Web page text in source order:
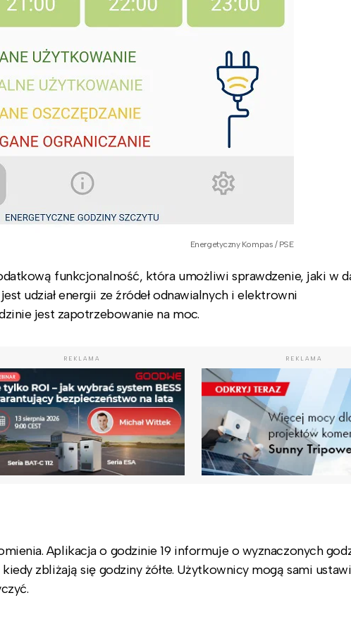
Energetyczny Kompas / PSE
funkcjonalność, która umożliwi sprawdzenie, jaki w
udział energii ze źródeł odnawialnych i elektrowni
jest zapotrzebowanie na moc.
REKLAMA REKLAMA
Aplikacja o godzinie 19 informuje o wyznaczonych
zbliżają się godziny żółte. Użytkownicy mogą sami